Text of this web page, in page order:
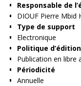
Responsable de
DIOUF Pierre Mbid
Type de support
Electronique
Politique
Publication en libre
Périodicité
Annuelle